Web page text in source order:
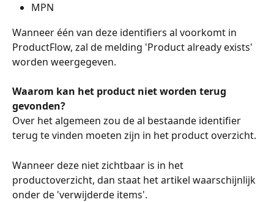
MPN
Wanneer één van deze identifiers al voorkomt in
ProductFlow, zal de melding 'Product already exists'
worden weergegeven.
Waarom kan het product niet worden terug
gevonden?
Over het algemeen zou de al bestaande identifier
terug te vinden moeten zijn in het product overzicht.
Wanneer deze niet zichtbaar is in het
productoverzicht, dan staat het artikel waarschijnlijk
onder de 'verwijderde items'.